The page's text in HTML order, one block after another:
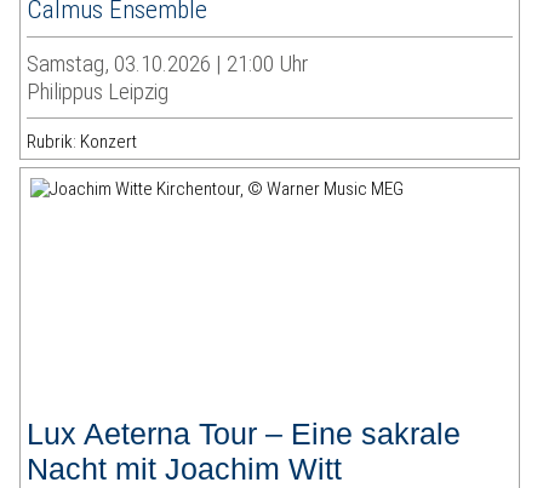
Calmus Ensemble
Samstag, 03.10.2026 | 21:00 Uhr
Philippus Leipzig
Rubrik: Konzert
Lux Aeterna Tour – Eine sakrale
Nacht mit Joachim Witt